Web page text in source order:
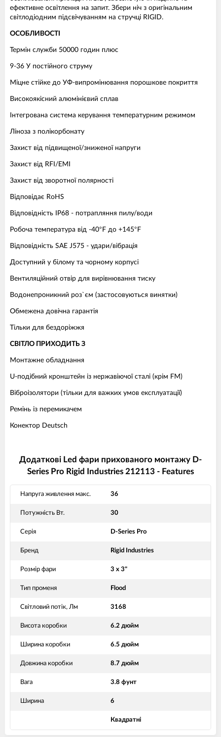
ефективне освітлення на запит. Збери ніч з оригінальним
світлодіодним підсвічуванням на стручці RIGID.
ОСОБЛИВОСТІ
Термін служби 50000 годин плюс
9-36 У постійного струму
Міцне стійке до УФ-випромінювання порошкове покриття
Високоякісний алюмінієвий сплав
Інтегрована система керування температурним режимом
Ліноза з полікорбонату
Захист від підвищеної/зниженої напруги
Захист від RFI/EMI
Захист від зворотної полярності
Відповідає RoHS
Відповідність IP68 - потрапляння пилу/води
Робоча температура від -40°F до +145°F
Відповідність SAE J575 - удари/вібрація
Доступний у білому та чорному корпусі
Вентиляційний отвір для вирівнювання тиску
Водонепроникний роз`єм (застосовуються винятки)
Обмежена довічна гарантія
Тільки для бездоріжжя
СВІТЛО ПРИХОДИТЬ З
Монтажне обладнання
U-подібний кронштейн із нержавіючої сталі (крім FM)
Віброізолятори (тільки для важких умов експлуатації)
Ремінь із перемикачем
Конектор Deutsch
Додаткові Led фари прихованого монтажу D-
Series Pro Rigid Industries 212113 - Features
Напруга живлення макс. 36
Потужність Вт. 30
Серія D-Series Pro
Бренд Rigid Industries
Розмір фари 3 x 3"
Тип променя Flood
Світловий потік, Лм 3168
Висота коробки 6.2 дюйм
Ширина коробки 6.5 дюйм
Довжина коробки 8.7 дюйм
Вага 3.8 фунт
Ширина 6
Квадратні